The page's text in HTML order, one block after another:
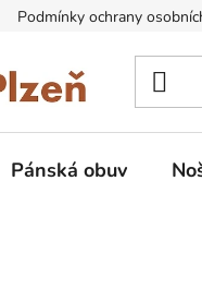
Podmínky ochrany
Pánská obuv